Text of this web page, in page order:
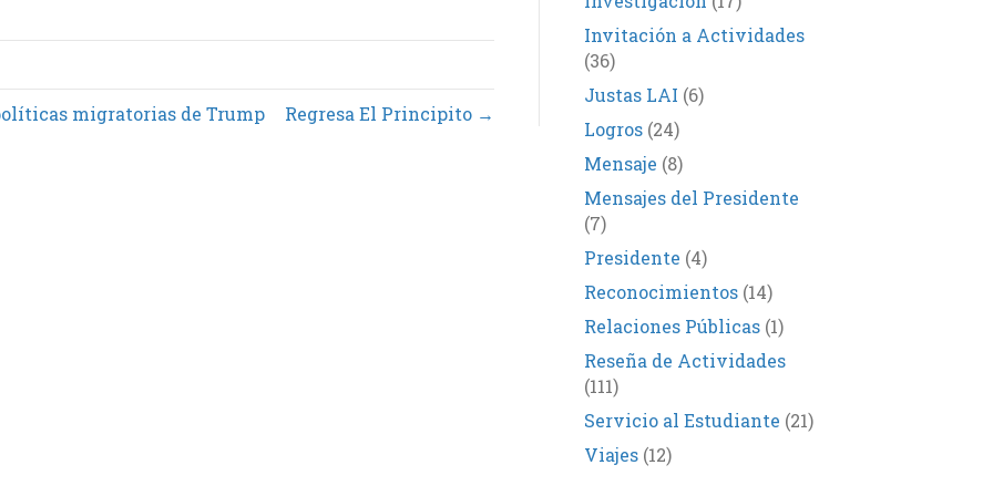
migratorias de Trump Regresa El Principito →
Invitación a Actividades
(36)
Justas LAI (6)
Logros(24)
Mensaje (8)
Mensajes del Presidente
(7)
Presidente (4)
Reconocimientos(14)
Relaciones Públicas(1)
Reseña de Actividades
(111)
Servicio al Estudiante (21)
Viajes(12)